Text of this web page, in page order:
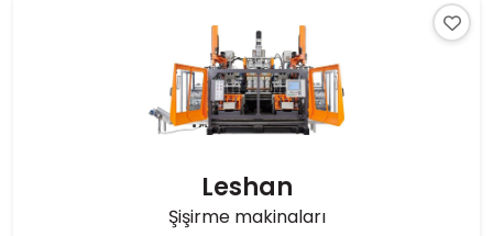
Leshan
Şişirme makinaları